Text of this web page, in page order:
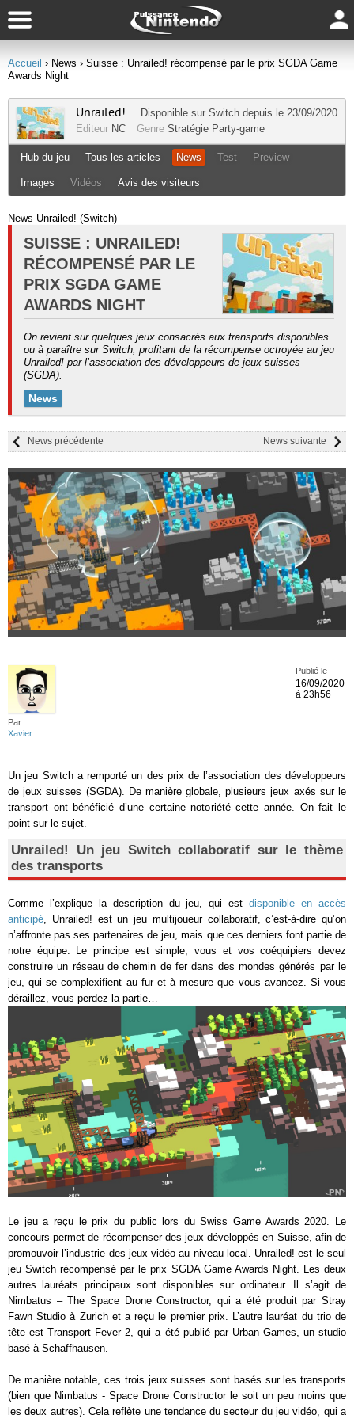
Accueil › News › Suisse : Unrailed! récompensé par le prix SGDA Game
Awards Night
Unrailed! Disponible sur Switch depuis le 23/09/2020
Editeur NC Genre Stratégie Party-game
Hub du jeu Tous les articles News Test Preview
Images Vidéos Avis des visiteurs
News Unrailed! (Switch)
SUISSE : UNRAILED!
RÉCOMPENSÉ PAR LE
PRIX SGDA GAME
AWARDS NIGHT
On revient sur quelques jeux consacrés aux transports disponibles
ou à paraître sur Switch, profitant de la récompense octroyée au jeu
Unrailed! par l’association des développeurs de jeux suisses
(SGDA).
News
News suivante
News précédente
Par
Xavier
Publié le
16/09/2020
à 23h56
Un jeu Switch a remporté un des prix de l’association des développeurs
de jeux suisses (SGDA). De manière globale, plusieurs jeux axés sur le
transport ont bénéficié d’une certaine notoriété cette année. On fait le
point sur le sujet.
Unrailed! Un jeu Switch collaboratif sur le thème
des transports
Comme l’explique la description du jeu, qui estdisponible en accès
anticipé, Unrailed! est un jeu multijoueur collaboratif, c’est-à-dire qu’on
n’affronte pas ses partenaires de jeu, mais que ces derniers font partie de
notre équipe. Le principe est simple, vous et vos coéquipiers devez
construire un réseau de chemin de fer dans des mondes générés par le
jeu, qui se complexifient au fur et à mesure que vous avancez. Si vous
déraillez, vous perdez la partie…
Le jeu a reçu le prix du public lors du Swiss Game Awards 2020. Le
concours permet de récompenser des jeux développés en Suisse, afin de
promouvoir l’industrie des jeux vidéo au niveau local. Unrailed! est le seul
jeu Switch récompensé par le prix SGDA Game Awards Night. Les deux
autres lauréats principaux sont disponibles sur ordinateur. Il s’agit de
Nimbatus – The Space Drone Constructor, qui a été produit par Stray
Fawn Studio à Zurich et a reçu le premier prix. L’autre lauréat du trio de
tête est Transport Fever 2, qui a été publié par Urban Games, un studio
basé à Schaffhausen.
De manière notable, ces trois jeux suisses sont basés sur les transports
(bien que Nimbatus - Space Drone Constructor le soit un peu moins que
les deux autres). Cela reflète une tendance du secteur du jeu vidéo, qui a